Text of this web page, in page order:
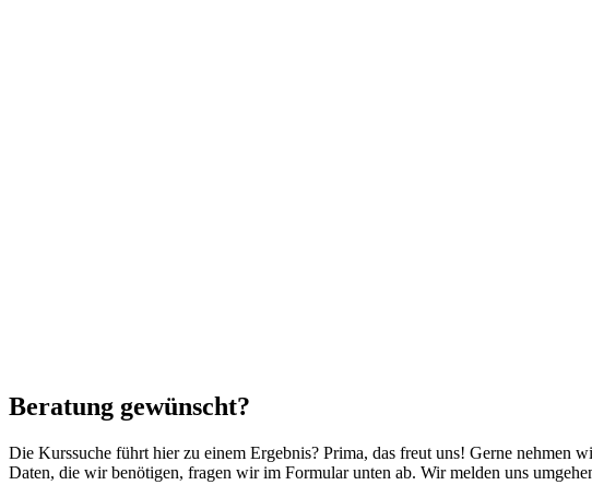
Beratung gewünscht?
Die Kurssuche führt hier zu einem Ergebnis? Prima, das freut uns! Gerne
Daten, die wir benötigen, fragen wir im Formular unten ab. Wir melden uns